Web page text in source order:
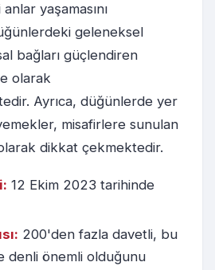
yaşamasını
geleneksel
bağları güçlendiren
olarak
Ayrıca, düğünlerde yer
misafirlere sunulan
dikkat çekmektedir.
12 Ekim 2023 tarihinde
200'den fazla davetli, bu
denli önemli olduğunu